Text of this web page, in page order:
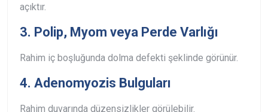
açıktır.
3. Polip, Myom veya Perde Varlığı
Rahim iç boşluğunda dolma defekti şeklinde görünür.
4. Adenomyozis Bulguları
Rahim duvarında düzensizlikler görülebilir.